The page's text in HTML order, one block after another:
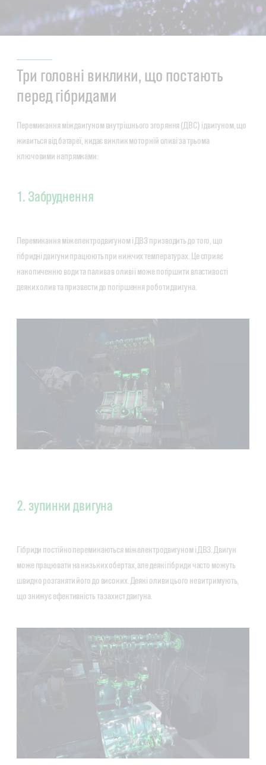
Три головні виклики, що постають
перед гібридами
Перемикання між двигуном внутрішнього згоряння (ДВС) і двигуном, що
живиться від батареї, кидає виклик моторній оливі за трьома
ключовими напрямками:
1. Забруднення
Перемикання між електродвигуном і ДВЗ призводить до того, що
гібридні двигуни працюють при нижчих температурах. Це сприяє
накопиченню води та палива в оливі і може погіршити властивості
деяких олив та призвести до погіршення роботи двигуна.
2. зупинки двигуна
Гібриди постійно перемикаються між електродвигуном і ДВЗ. Двигун
може працювати на низьких обертах, але деякі гібриди часто можуть
швидко розганяти його до високих. Деякі оливи цього не витримують,
що знижує ефективність та захист двигуна.